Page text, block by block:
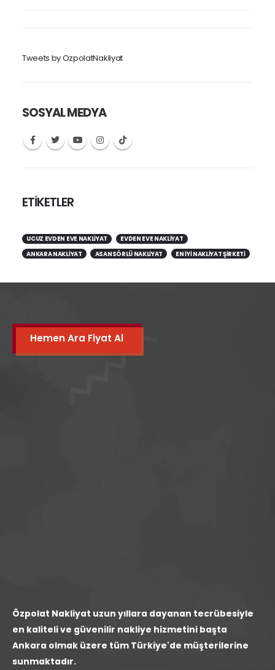
Tweets by OzpolatNakliyat
SOSYAL MEDYA
ETİKETLER
UCUZ EVDEN EVE NAKLIYAT
EVDEN EVE NAKLIYAT
ANKARA NAKLIYAT
ASANSÖRLÜ NAKLIYAT EN IYI NAKLIYAT ŞIRKETI
Hemen Ara Fiyat Al
Özpolat Nakliyat uzun yıllara dayanan tecrübesiyle
en kaliteli ve güvenilir nakliye hizmetini başta
Ankara olmak üzere tüm Türkiye'de müşterilerine
sunmaktadır.